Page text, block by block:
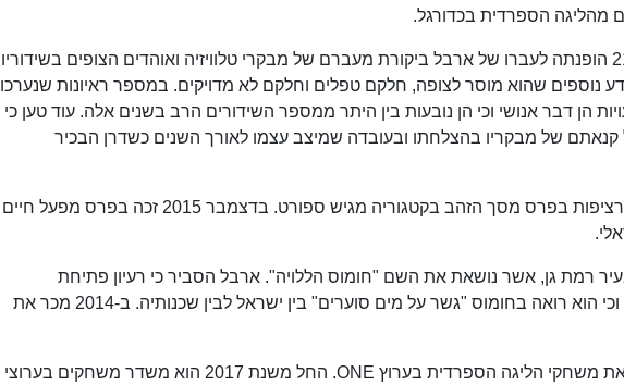
מהליגה הספרדית בכדורגל.
מסוף העשור הראשון של המאה ה-21 הופנתה לעברו של ארבל ביקורת מעברם של מבקרי טלוויזיה ואוהדים הצופים בשידוריו
נוספים שהוא מוסר לצופה, חלקם טפלים וחלקם לא מדויקים. במספר ראיונות שנערכו
הן דבר אנושי וכי הן נובעות בין היתר ממספר השידורים הרב בשנים אלה. עוד טען כי
של מבקריו בהצלחתו ובעובדה שמיצב עצמו לאורך השנים כשדרן הבכיר
בין השנים 2002–2005 זכה ארבל ברציפות בפרס מסך הזהב בקטגוריה מגיש ספורט. בדצמבר 2015 זכה בפרס מפעל חיים
בעיר רמת גן, אשר נושאת את השם "חומוס הללויה". ארבל הסביר כי רעיון פתיחת
חומוסייה נולד עשרים שנה קודם לכן וכי הוא רואה בחומוס "גשר על מים סוערים" בין ישראל לבין שכנותיה. ב-2014 מכר את
בשנת 2015 יורם ארבל עבר לשדר את משחקי הליגה הספרדית בערוץ ONE. החל משנת 2017 הוא משדר משחקים בערוצי